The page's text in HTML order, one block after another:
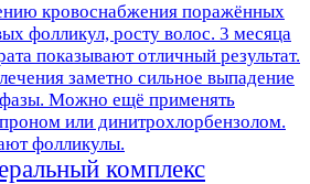
кровоснабжения поражённых
фолликул, росту волос. 3 месяца
показывают отличный результат.
заметно сильное выпадение
фазы. Можно ещё применять
или динитрохлорбензолом.
фолликулы.
комплекс